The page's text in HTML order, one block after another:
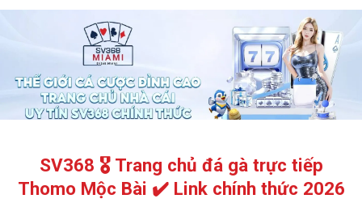
SV368 🎖️ Trang chủ đá gà trực tiếp
Thomo Mộc Bài ✔️ Link chính thức 2026